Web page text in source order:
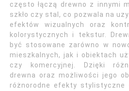
często łączą drewno z innymi
szkło czy stal, co pozwala na
efektów wizualnych oraz
kolorystycznych i tekstur.
być stosowane zarówno w
mieszkalnych, jak i obiektach
czy komercyjnej. Dzięki
drewna oraz możliwości jego
różnorodne efekty stylistyczne